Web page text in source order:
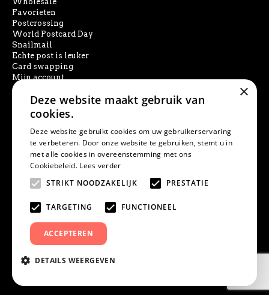
Favorieten
Postcrossing
World Postcard Day
Snailmail
Echte post is leuker
Card swapping
Mijn account
SOCIAL MEDIA
PRODUCT ZOEKEN
×
Deze website maakt gebruik van
cookies.
Deze website gebruikt cookies om uw gebruikerservaring
te verbeteren. Door onze website te gebruiken, stemt u in
met alle cookies in overeenstemming met ons
Cookiebeleid. Lees verder
STRIKT NOODZAKELIJK
PRESTATIE
TARGETING FUNCTIONEEL
ACCEPTEREN
DETAILS WEERGEVEN